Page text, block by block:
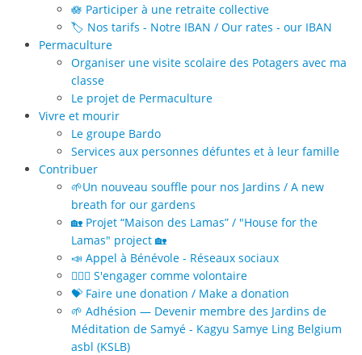
🪷 Participer à une retraite collective
🏷️ Nos tarifs - Notre IBAN / Our rates - our IBAN
Permaculture
Organiser une visite scolaire des Potagers avec ma
classe
Le projet de Permaculture
Vivre et mourir
Le groupe Bardo
Services aux personnes défuntes et à leur famille
Contribuer
🌱Un nouveau souffle pour nos Jardins / A new
breath for our gardens
🏡 Projet “Maison des Lamas” / "House for the
Lamas" project 🏡
📣 Appel à Bénévole - Réseaux sociaux
🙋🏻‍♀️ S'engager comme volontaire
💝 Faire une donation / Make a donation
🌱 Adhésion — Devenir membre des Jardins de
Méditation de Samyé - Kagyu Samye Ling Belgium
asbl (KSLB)